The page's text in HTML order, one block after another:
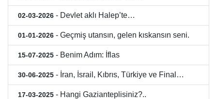
02-03-2026 - Devlet aklı Halep’te…
01-01-2026 - Geçmiş utansın, gelen kıskansın seni.
15-07-2025 - Benim Adım: İflas
30-06-2025 - İran, İsrail, Kıbrıs, Türkiye ve Final…
17-03-2025 - Hangi Gazianteplisiniz?..